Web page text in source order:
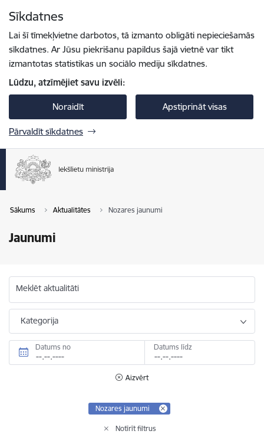
Sīkdatnes
Lai šī tīmekļvietne darbotos, tā izmanto obligāti nepieciešamās
sīkdatnes. Ar Jūsu piekrišanu papildus šajā vietnē var tikt
izmantotas statistikas un sociālo mediju sīkdatnes.
Lūdzu, atzīmējiet savu izvēli:
Noraidīt Apstiprināt visas
Pārvaldīt sīkdatnes
Sākums Aktualitātes Nozares jaunumi
Jaunumi
Meklēt aktualitāti
Kategorija
Datums no Datums līdz
Aizvērt
Nozares jaunumi
Notīrīt filtrus